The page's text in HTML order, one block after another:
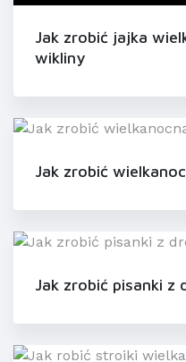
Jak zrobić jajka
wikliny
Jak zrobić
Jak zrobić pisanki z